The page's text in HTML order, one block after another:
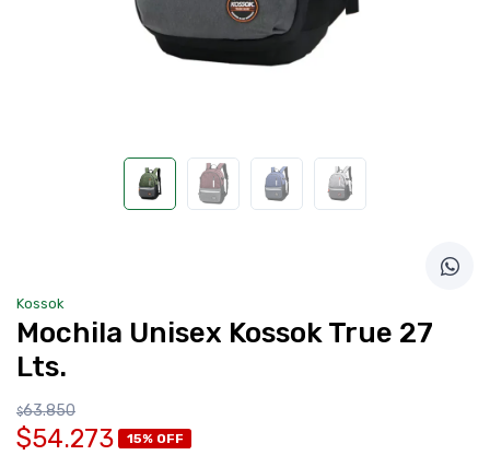
Kossok
Mochila Unisex Kossok True 27
Lts.
$63.850
$54.273 15% OFF